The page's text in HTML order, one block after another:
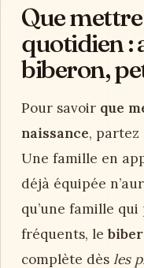
Que
quotidien :
biberon,
Pour savoir que
naissance,
Une famille en
déjà équipée
qu’une famille
fréquents, le
complète dès les